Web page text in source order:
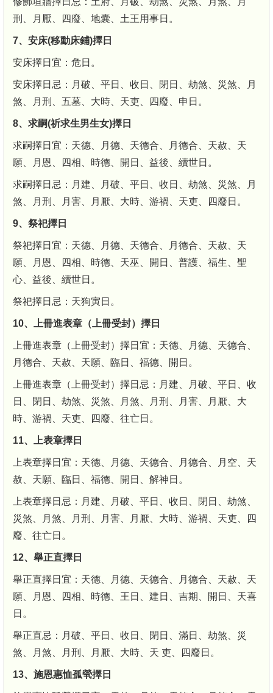
刑、月厭、四廢、地囊、土王用事日。
7、安床(移動床鋪)擇日
安床擇日宜：危日。
安床擇日忌：月破、平日、收日、閉日、劫煞、災煞、月
煞、月刑、五墓、大時、天吏、四廢、申日。
8、求嗣(祈求生男生女)擇日
求嗣擇日宜：天德、月德、天德合、月德合、天赦、天
願、月恩、四相、時德、開日、益後、續世日。
求嗣擇日忌：月建、月破、平日、收日、劫煞、災煞、月
煞、月刑、月害、月厭、大時、游禍、天吏、四廢日。
9、祭祀擇日
祭祀擇日宜：天德、月德、天德合、月德合、天赦、天
願、月恩、四相、時德、天巫、開日、普護、福生、聖
心、益後、續世日。
祭祀擇日忌：天狗寅日。
10、上冊進表章（上冊受封）擇日
上冊進表章（上冊受封）擇日宜：天德、月德、天德合、
月德合、天赦、天願、臨日、福德、開日。
上冊進表章（上冊受封）擇日忌：月建、月破、平日、收
日、閉日、劫煞、災煞、月煞、月刑、月害、月厭、大
時、游禍、天吏、四廢、往亡日。
11、上表章擇日
上表章擇日宜：天德、月德、天德合、月德合、月空、天
赦、天願、臨日、福德、開日、解神日。
上表章擇日忌：月建、月破、平日、收日、閉日、劫煞、
災煞、月煞、月刑、月害、月厭、大時、游禍、天吏、四
廢、往亡日。
12、舉正直擇日
舉正直擇日宜：天德、月德、天德合、月德合、天赦、天
願、月恩、四相、時德、王日、建日、吉期、開日、天喜
日。
舉正直忌：月破、平日、收日、閉日、滿日、劫煞、災
煞、月煞、月刑、月厭、大時、天 吏、四廢日。
13、施恩惠恤孤煢擇日